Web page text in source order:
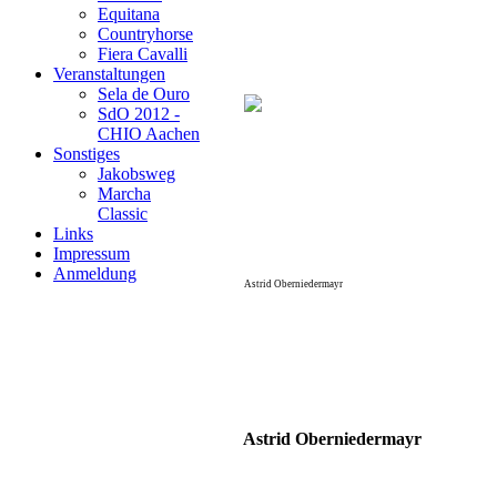
Equitana
Countryhorse
Fiera Cavalli
Veranstaltungen
Sela de Ouro
SdO 2012 -
CHIO Aachen
Sonstiges
Jakobsweg
Marcha
Classic
Links
Impressum
Anmeldung
Astrid Oberniedermayr
Astrid Oberniedermayr